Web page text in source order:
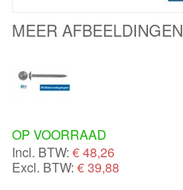
MEER AFBEELDINGEN
OP VOORRAAD
Incl. BTW: €48,26
Excl. BTW: € 39,88